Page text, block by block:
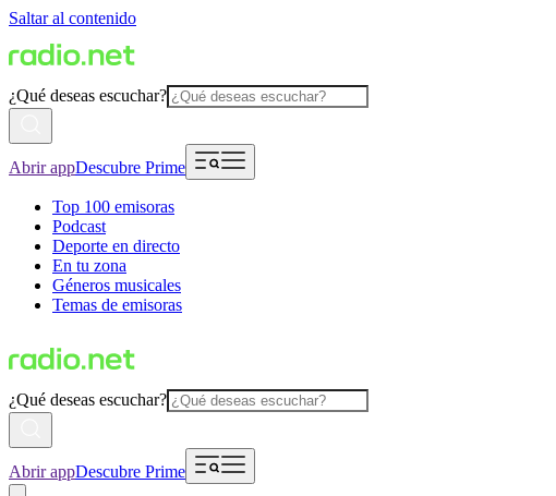
Saltar al contenido
¿Qué deseas escuchar?
Abrir appDescubre Prime
Top 100 emisoras
Podcast
Deporte en directo
En tu zona
Géneros musicales
Temas de emisoras
¿Qué deseas escuchar?
Abrir appDescubre Prime